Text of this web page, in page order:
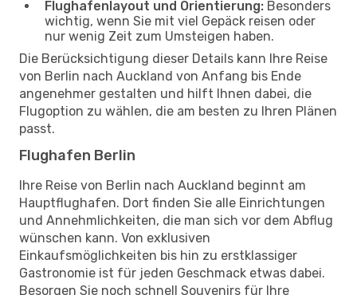
Flughafenlayout und Orientierung: Besonders
wichtig, wenn Sie mit viel Gepäck reisen oder
nur wenig Zeit zum Umsteigen haben.
Die Berücksichtigung dieser Details kann Ihre Reise
von Berlin nach Auckland von Anfang bis Ende
angenehmer gestalten und hilft Ihnen dabei, die
Flugoption zu wählen, die am besten zu Ihren Plänen
passt.
Flughafen Berlin
Ihre Reise von Berlin nach Auckland beginnt am
Hauptflughafen. Dort finden Sie alle Einrichtungen
und Annehmlichkeiten, die man sich vor dem Abflug
wünschen kann. Von exklusiven
Einkaufsmöglichkeiten bis hin zu erstklassiger
Gastronomie ist für jeden Geschmack etwas dabei.
Besorgen Sie noch schnell Souvenirs für Ihre